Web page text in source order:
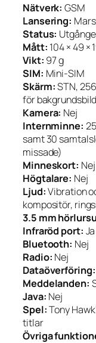
Nätverk: GSM
Lansering:
Status:
Mått: 104 × 49 ×
Vikt: 97 g
SIM: Mini-SIM
Skärm:STN,
för
Kamera: Nej
Internminne:
samt 30
missade)
Minneskort: Nej
Högtalare: Nej
Ljud:Vibration
kompositör,
3.5 mm
Infraröd port: Ja
Bluetooth: Nej
Radio: Nej
Dataöverföring:
Meddelanden:
Java: Nej
Spel:Tony
titlar
Övriga